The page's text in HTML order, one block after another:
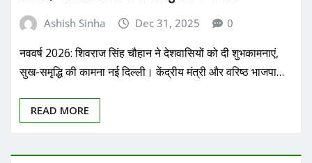
Ashish Sinha Dec 31, 2025 0
नववर्ष 2026: शिवराज सिंह चौहान ने देशवासियों को दी शुभकामनाएं,
सुख-समृद्धि की कामना नई दिल्ली। केंद्रीय मंत्री और वरिष्ठ भाजपा…
READ MORE